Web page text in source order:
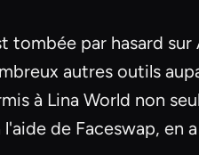
par hasard sur
autres outils
à Lina World non
de Faceswap, en